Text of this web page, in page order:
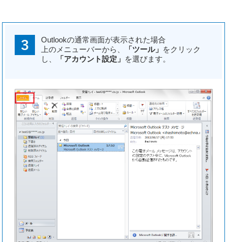
Outlookの通常画面が表示された場合
上のメニューバーから、
「ツール」 をクリック
し、
「アカウント設定」 を選びます。